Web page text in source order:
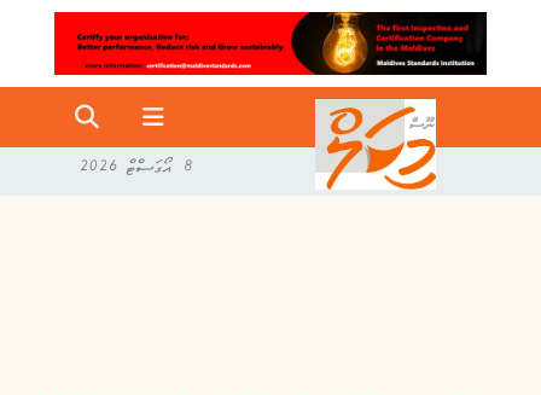
8 އޯގަސްޓް 2026